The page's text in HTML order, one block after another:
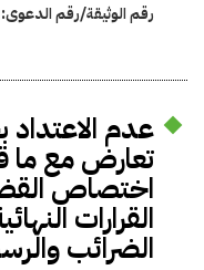
رقم الوثيقة/رقم الدعوى:
عدم
تعارض مع ما
اختصاص
القرارات
الضرائب